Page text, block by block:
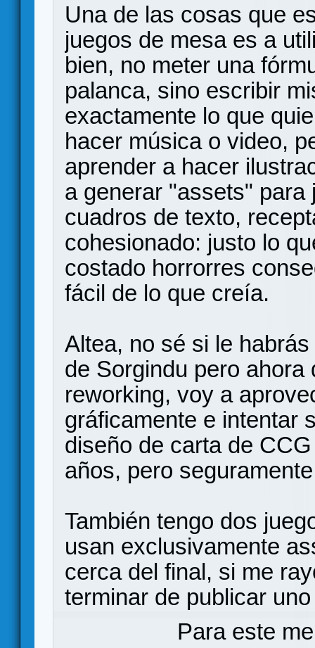
Una de las cosas que
juegos de mesa es a
bien, no meter una
palanca, sino escribir
exactamente lo que
hacer música o video,
aprender a hacer
a generar "assets"
cuadros de texto,
cohesionado: justo lo
costado horrorres
fácil de lo que creía.
Altea, no sé si le
de Sorgindu pero
reworking, voy a
gráficamente e intentar
diseño de carta de
años, pero
También tengo dos
usan exclusivamente
cerca del final, si me
terminar de publicar
Para este